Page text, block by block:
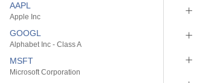
AAPL
Apple Inc
GOOGL
Alphabet Inc - Class A
MSFT
Microsoft Corporation